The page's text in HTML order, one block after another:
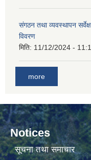
संगठन तथा व्यवस्थापन
विवरण
मिति: 11/12/2024 -
more
Notices
सूचना तथा समाचार